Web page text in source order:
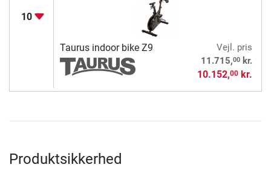
10
Taurus indoor bike Z9
Vejl. pris
11.715,00kr.
10.152,00kr.
Produktsikkerhed